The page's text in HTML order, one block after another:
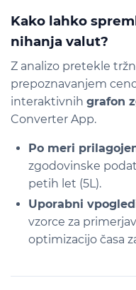
Kako lahko
nihanja valut?
Z analizo pretekle
prepoznavanjem
interaktivnih grafon
Converter App.
Po meri
zgodovinske
petih let (5L).
Uporabni
vzorce za
optimizacijo časa